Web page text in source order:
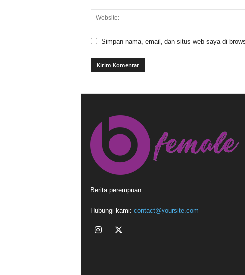
Simpan nama, email, dan situs web saya di
Berita perempuan
Hubungi kami: contact@yoursite.com